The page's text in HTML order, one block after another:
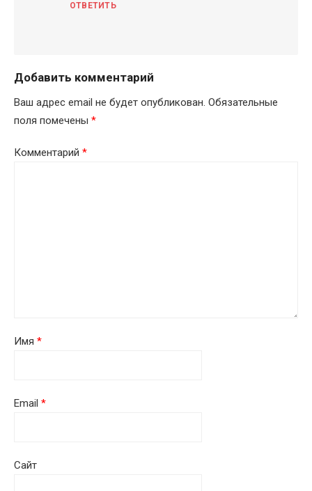
ОТВЕТИТЬ
Добавить комментарий
Ваш адрес email не будет опубликован. Обязательные
поля помечены *
Комментарий *
Имя *
Email *
Сайт